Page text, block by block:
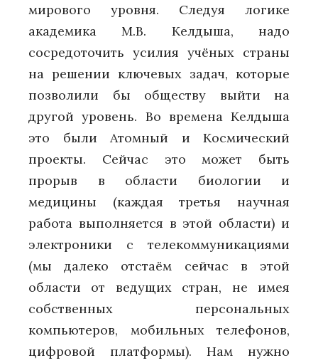
мирового уровня. Следуя логике
академика М.В. Келдыша, надо
сосредоточить усилия учёных страны
на решении ключевых задач, которые
позволили бы обществу выйти на
другой уровень. Во времена Келдыша
это были Атомный и Космический
проекты. Сейчас это может быть
прорыв в области биологии и
медицины (каждая третья научная
работа выполняется в этой области) и
электроники с телекоммуникациями
(мы далеко отстаём сейчас в этой
области от ведущих стран, не имея
собственных персональных
компьютеров, мобильных телефонов,
цифровой платформы). Нам нужно